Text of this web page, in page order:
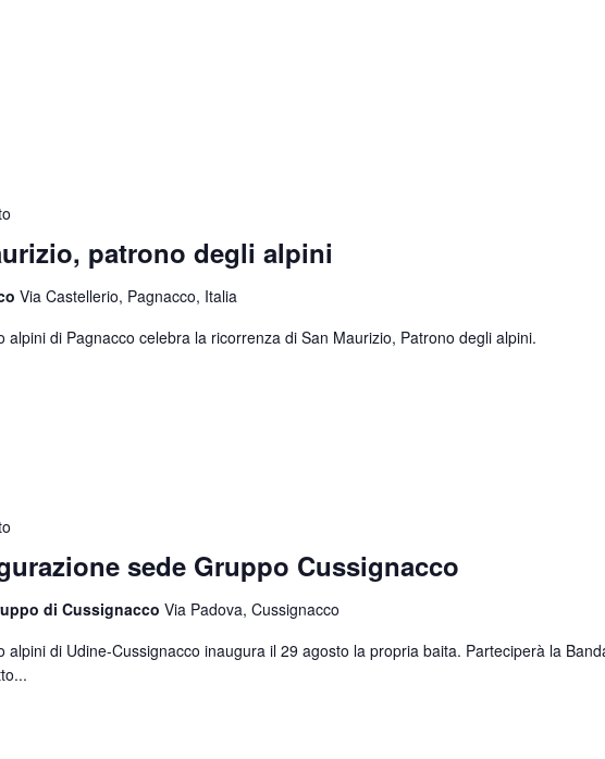
patrono degli alpini
Via Castellerio, Pagnacco, Italia
alpini di Pagnacco celebra la ricorrenza di San Maurizio, Patrono degli alpini.
sede Gruppo Cussignacco
di Cussignacco Via Padova, Cussignacco
alpini di Udine-Cussignacco inaugura il 29 agosto la propria baita. Parteciperà la